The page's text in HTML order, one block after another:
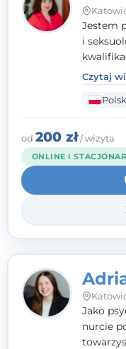
Jestem
i
Pracuję
metody
Czytaj
od 200 zł/ wizyta
ONLINE I
Jako
nurcie